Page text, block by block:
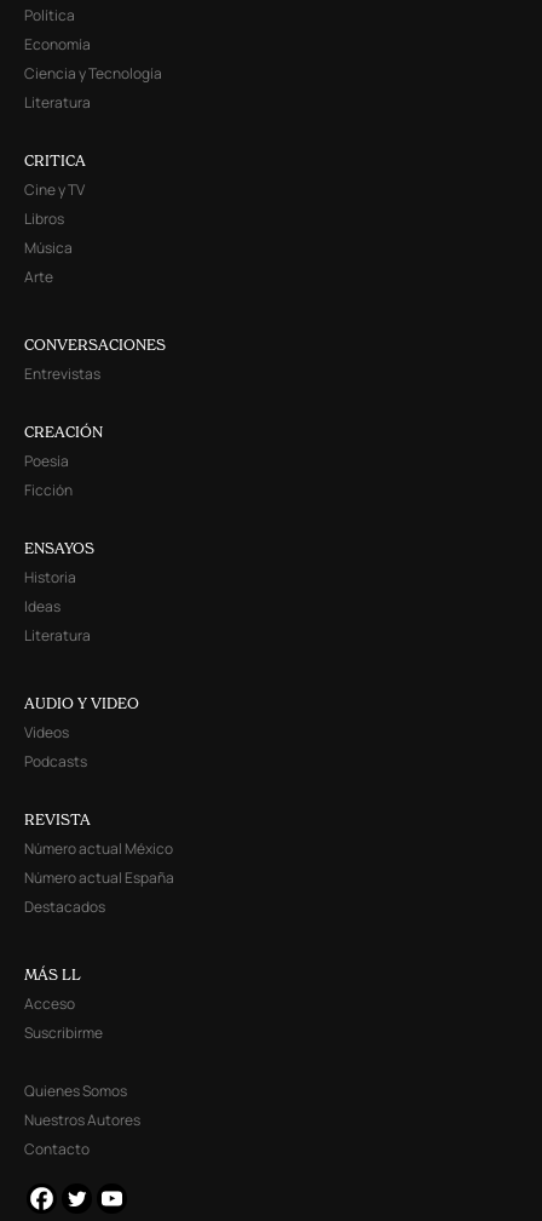
Política
Economía
Ciencia y Tecnología
Literatura
CRITICA
Cine y TV
Libros
Música
Arte
CONVERSACIONES
Entrevistas
CREACIÓN
Poesía
Ficción
ENSAYOS
Historia
Ideas
Literatura
AUDIO Y VIDEO
Videos
Podcasts
REVISTA
Número actual México
Número actual España
Destacados
MÁS LL
Acceso
Suscribirme
Quienes Somos
Nuestros Autores
Contacto